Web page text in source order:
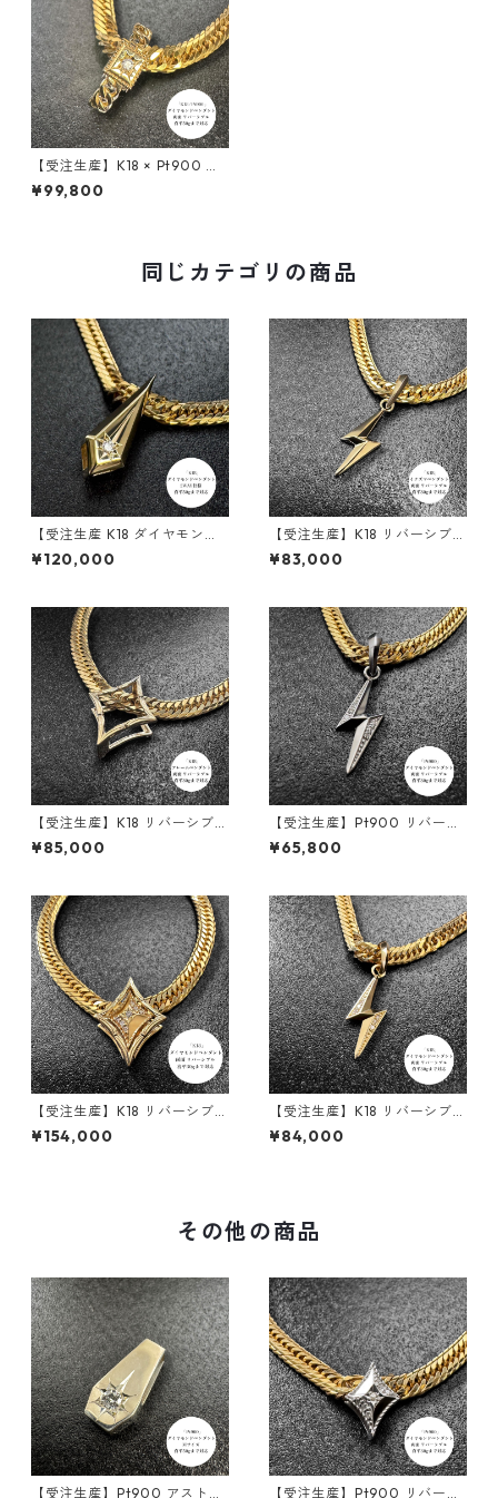
【受注生産】K18 × Pt900 リ
バーシブルペンダント｜組 -K
UMI- ダイヤモンド × ブラック
¥99,800
同じカテゴリの商品
【受注生産 K18 ダイヤモンド
ペンダント ｜ランスエッジ ｜
50g喜平まで対応 2WAY｜cus
¥120,000
【受注生産】K18 リバーシブル
ペンダント | 雷-INAZUMA- |
地金タイプ| 30g喜平まで対応
¥83,000
【受注生産】K18 リバーシブル
ペンダント｜額縁フレーム
〈ロンバス 30g用〉｜30g喜
¥85,000
【受注生産】Pt900 リバーシ
ブルペンダント | 雷-INAZUM
A- |ダイヤモンド | 30g喜平ま
¥65,800
【受注生産】K18 リバーシブル
ペンダント | ロンバスクラシッ
ク+額縁フレーム30g用 | 30g
¥154,000
【受注生産】K18 リバーシブル
ペンダント | 雷-INAZUMA- |
ダイヤモンド | 30g喜平まで
¥84,000
その他の商品
【受注生産】Pt900 アストラ
【受注生産】Pt900 リバーシ